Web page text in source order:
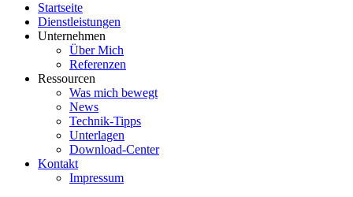
Startseite
Dienstleistungen
Unternehmen
Über Mich
Referenzen
Ressourcen
Was mich bewegt
News
Technik-Tipps
Unterlagen
Download-Center
Kontakt
Impressum